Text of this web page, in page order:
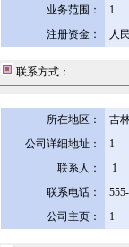
业务范围：
1
注册资金：
人
联系方式：
所在地区：
吉
公司详细地址：
1
联系人：
1
联系电话：
公司主页：
1